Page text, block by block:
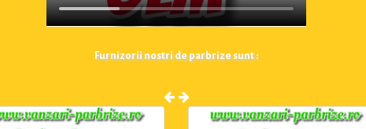
Furnizorii nostri de parbrize sunt :